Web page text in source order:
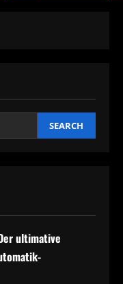
SEARCH
ultimative